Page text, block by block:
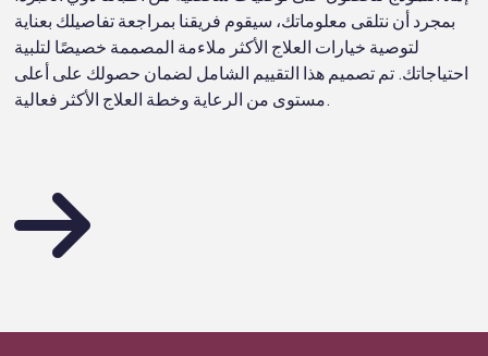
بمجرد أن نتلقى معلوماتك، سيقوم فريقنا بمراجعة تفاصيلك بعناية
لتوصية خيارات العلاج الأكثر ملاءمة المصممة خصيصًا لتلبية
احتياجاتك. تم تصميم هذا التقييم الشامل لضمان حصولك على أعلى
مستوى من الرعاية وخطة العلاج الأكثر فعالية.